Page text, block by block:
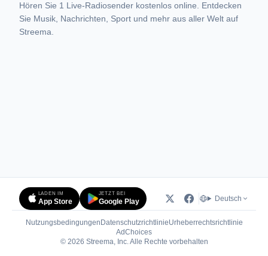
Hören Sie 1 Live-Radiosender kostenlos online. Entdecken
Sie Musik, Nachrichten, Sport und mehr aus aller Welt auf
Streema.
LADEN IM
App Store
JETZT BEI
Google Play Deutsch
Nutzungsbedingungen DatenschutzrichtlinieUrheberrechtsrichtlinie
AdChoices(öffnet in neuem Tab)
© 2026 Streema, Inc. Alle Rechte vorbehalten